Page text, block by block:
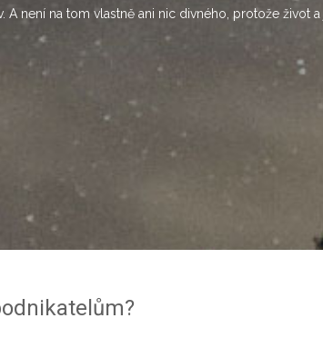
není na tom vlastně ani nic divného, protože život